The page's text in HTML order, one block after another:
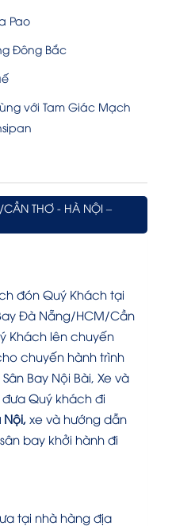
Pao
Đông Bắc
với Tam Giác Mạch
THƠ - HÀ NỘI –
đón Quý Khách tại
Đà Nẵng/HCM/Cần
Khách lên chuyến
chuyến hành trình
Bay Nội Bài, Xe và
Quý khách đi
Nội,xe và hướng dẫn
bay khởi hành đi
tại nhà hàng địa